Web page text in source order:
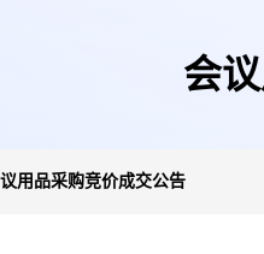
会
用品采购竞价成交公告